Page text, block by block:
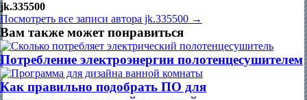
jk.335500
Посмотреть все записи автора jk.335500 →
Вам также может понравиться
Потребление электроэнергии полотенцесушителем
Как правильно подобрать ПО для